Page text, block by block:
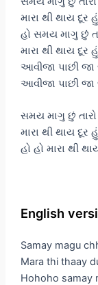
મારા થી થાય દૂર
હો સમય માગુ છું
મારા થી થાય દૂર
આવીજા પાછી જા
આવીજા પાછી જા
સમય માગુ છું
મારા થી થાય દૂર
હો હો મારા થી
English
Samay magu
Mara thi thaay
Hohoho samay